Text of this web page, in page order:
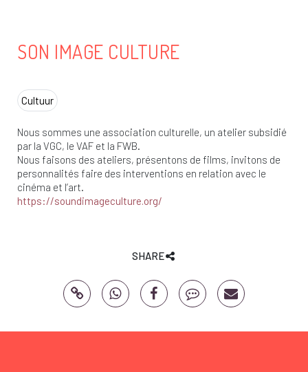
SON IMAGE CULTURE
Cultuur
Nous sommes une association culturelle, un atelier subsidié
par la VGC, le VAF et la FWB.
Nous faisons des ateliers, présentons de films, invitons de
personnalités faire des interventions en relation avec le
cinéma et l’art.
https://soundimageculture.org/
SHARE